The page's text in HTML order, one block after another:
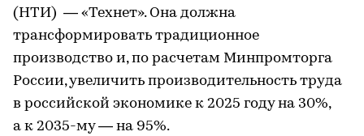
(НТИ) — «Технет». Она должна
трансформировать традиционное
производство и, по расчетам Минпромторга
России, увеличить производительность труда
в российской экономике к 2025 году на 30%,
а к 2035-му — на 95%.